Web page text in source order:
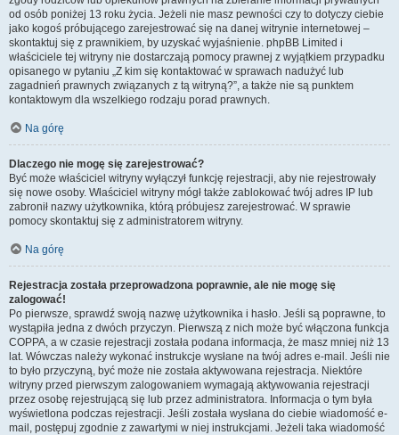
od osób poniżej 13 roku życia. Jeżeli nie masz pewności czy to dotyczy ciebie
jako kogoś próbującego zarejestrować się na danej witrynie internetowej –
skontaktuj się z prawnikiem, by uzyskać wyjaśnienie. phpBB Limited i
właściciele tej witryny nie dostarczają pomocy prawnej z wyjątkiem przypadku
opisanego w pytaniu „Z kim się kontaktować w sprawach nadużyć lub
zagadnień prawnych związanych z tą witryną?”, a także nie są punktem
kontaktowym dla wszelkiego rodzaju porad prawnych.
Na górę
Dlaczego nie mogę się zarejestrować?
Być może właściciel witryny wyłączył funkcję rejestracji, aby nie rejestrowały
się nowe osoby. Właściciel witryny mógł także zablokować twój adres IP lub
zabronił nazwy użytkownika, którą próbujesz zarejestrować. W sprawie
pomocy skontaktuj się z administratorem witryny.
Na górę
Rejestracja została przeprowadzona poprawnie, ale nie mogę się
zalogować!
Po pierwsze, sprawdź swoją nazwę użytkownika i hasło. Jeśli są poprawne, to
wystąpiła jedna z dwóch przyczyn. Pierwszą z nich może być włączona funkcja
COPPA, a w czasie rejestracji została podana informacja, że masz mniej niż 13
lat. Wówczas należy wykonać instrukcje wysłane na twój adres e-mail. Jeśli nie
to było przyczyną, być może nie została aktywowana rejestracja. Niektóre
witryny przed pierwszym zalogowaniem wymagają aktywowania rejestracji
przez osobę rejestrującą się lub przez administratora. Informacja o tym była
wyświetlona podczas rejestracji. Jeśli została wysłana do ciebie wiadomość e-
mail, postępuj zgodnie z zawartymi w niej instrukcjami. Jeżeli taka wiadomość